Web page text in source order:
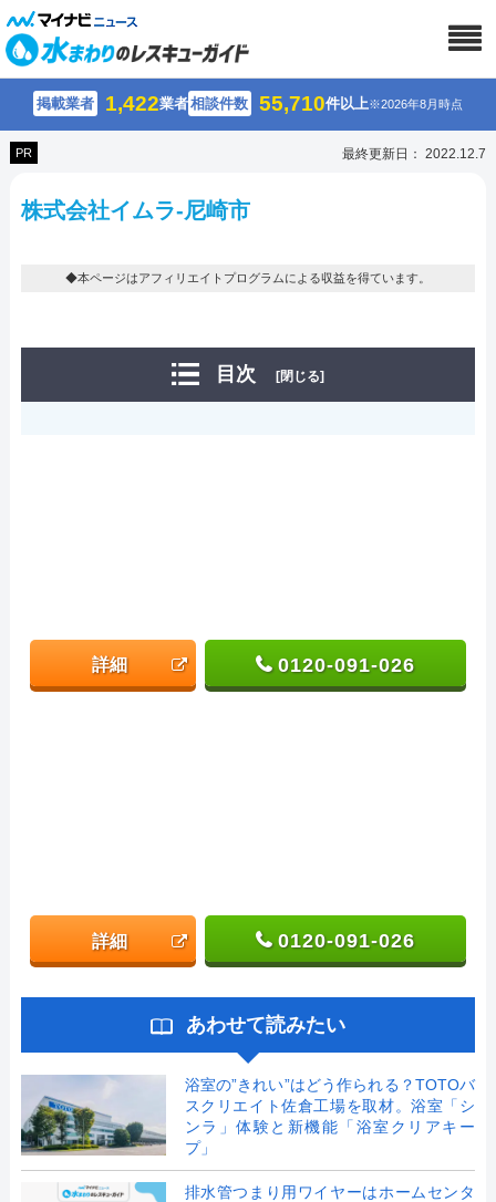
掲載業者 1,422業者相談件数 55,710件以上※2026年8月時点
PR 最終更新日： 2022.12.7
株式会社イムラ-尼崎市
◆本ページはアフィリエイトプログラムによる収益を得ています。
目次 [閉じる]
詳細 0120-091-026
詳細 0120-091-026
あわせて読みたい
浴室の”きれい”はどう作られる？TOTOバ
スクリエイト佐倉工場を取材。浴室「シ
ンラ」体験と新機能「浴室クリアキー
プ」
排水管つまり用ワイヤーはホームセンタ